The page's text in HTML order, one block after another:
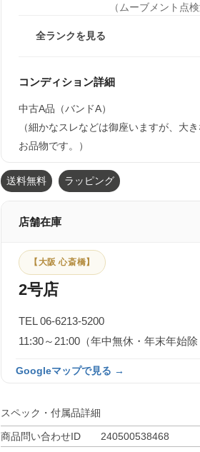
（ムーブメント点
全ランクを見る
コンディション詳細
中古A品（バンドA）
（細かなスレなどは御座いますが、大
お品物です。）
送料無料 ラッピング
店舗在庫
【大阪 心斎橋】
2号店
TEL 06-6213-5200
11:30～21:00（年中無休・年末年始除
Googleマップで見る →
スペック・付属品詳細
商品問い合わせID
240500538468